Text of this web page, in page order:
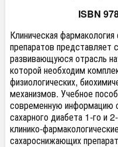
ISBN
Клиническая
препаратов представляет
развивающуюся отрасль
которой необходим
физиологических,
механизмов. Учебное
современную информацию
сахарного диабета 1-го и
клинико-
сахароснижающих